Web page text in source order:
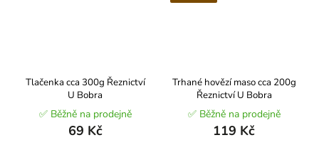
Tlačenka cca 300g Řeznictví
U Bobra
✅ Běžně na prodejně
69 Kč
Trhané hovězí maso cca 200g
Řeznictví U Bobra
✅ Běžně na prodejně
119 Kč